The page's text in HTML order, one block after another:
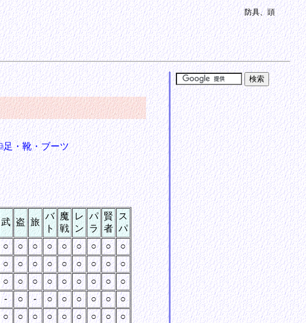
防具、頭
足・靴・ブーツ
武 盗 旅
バ
ト
魔
戦
レ
ン
パ
ラ
賢
者
ス
パ
○ ○ ○ ○ ○ ○ ○ ○
○
○ ○ ○ ○ ○ ○ ○ ○
○
○ ○ ○ ○ ○ ○ ○ ○
○
- ○ - ○ ○ ○ ○ ○
○
○ ○ ○ ○ ○ ○ ○ ○
○